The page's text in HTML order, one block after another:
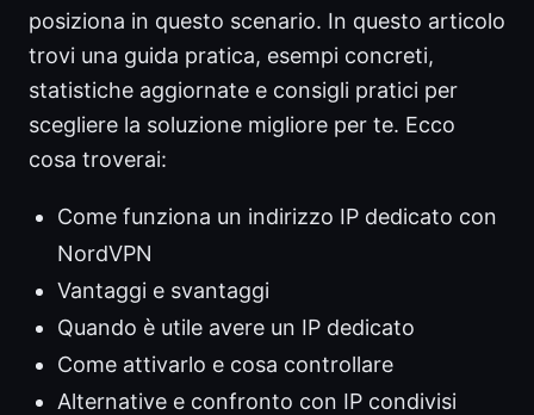
posiziona in questo scenario. In questo articolo
trovi una guida pratica, esempi concreti,
statistiche aggiornate e consigli pratici per
scegliere la soluzione migliore per te. Ecco
cosa troverai:
Come funziona un indirizzo IP dedicato con
NordVPN
Vantaggi e svantaggi
Quando è utile avere un IP dedicato
Come attivarlo e cosa controllare
Alternative e confronto con IP condivisi